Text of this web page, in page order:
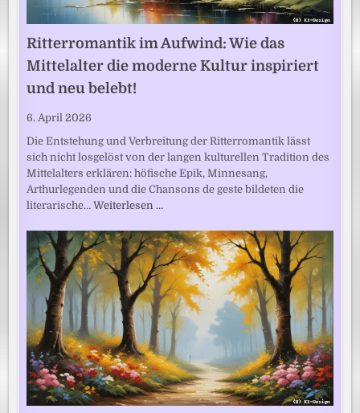
Ritterromantik im Aufwind: Wie das
Mittelalter die moderne Kultur inspiriert
und neu belebt!
6. April 2026
Die Entstehung und Verbreitung der Ritterromantik lässt
sich nicht losgelöst von der langen kulturellen Tradition des
Mittelalters erklären: höfische Epik, Minnesang,
Arthurlegenden und die Chansons de geste bildeten die
literarische…Weiterlesen …